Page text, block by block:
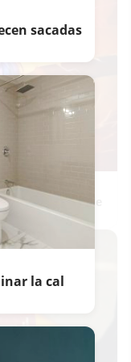
¡Cómo los de
sacadas
la cal